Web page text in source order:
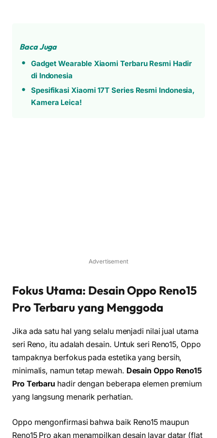
Baca Juga
Gadget Wearable Xiaomi Terbaru Resmi Hadir
di Indonesia
Spesifikasi Xiaomi 17T Series Resmi Indonesia,
Kamera Leica!
Advertisement
Fokus Utama: Desain Oppo Reno15
Pro Terbaru yang Menggoda
Jika ada satu hal yang selalu menjadi nilai jual utama
seri Reno, itu adalah desain. Untuk seri Reno15, Oppo
tampaknya berfokus pada estetika yang bersih,
minimalis, namun tetap mewah. Desain Oppo Reno15
Pro Terbaru hadir dengan beberapa elemen premium
yang langsung menarik perhatian.
Oppo mengonfirmasi bahwa baik Reno15 maupun
Reno15 Pro akan menampilkan desain layar datar (flat